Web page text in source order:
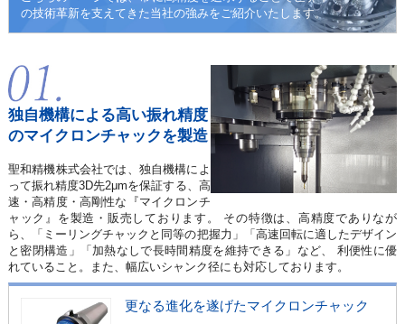
の技術革新を支えてきた当社の強みをご紹介いたします。
独自機構による高い振れ精度
のマイクロンチャックを製造
聖和精機株式会社では、独自機構によ
って振れ精度3D先2μmを保証する、高
速・高精度・高剛性な『マイクロンチ
ャック』を製造・販売しております。 その特徴は、高精度でありなが
ら、「ミーリングチャックと同等の把握力」「高速回転に適したデザイン
と密閉構造」「加熱なしで長時間精度を維持できる」など、 利便性に優
れていること。また、幅広いシャンク径にも対応しております。
更なる進化を遂げたマイクロンチャック